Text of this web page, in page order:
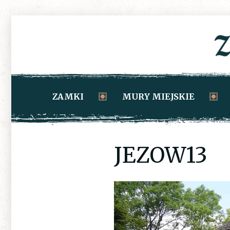
ZAMKI MURY MIEJSKIE
JEZOW13